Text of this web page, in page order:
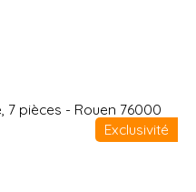
Nos Services
Exclusivité